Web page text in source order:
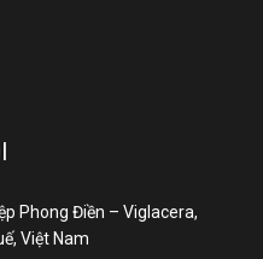
Phong Điền – Viglacera,
Việt Nam